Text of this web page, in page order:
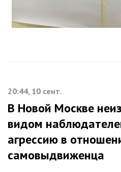
20:44, 10 сент.
В Новой Москве
видом
агрессию в
самовыдвиженца